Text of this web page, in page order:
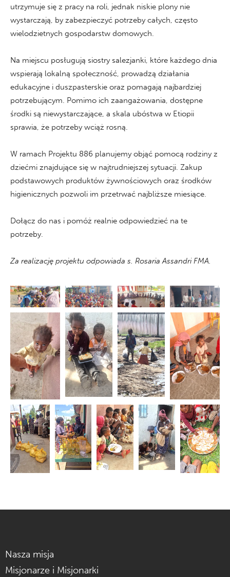
utrzymuje się z pracy na roli, jednak niskie plony nie
wystarczają, by zabezpieczyć potrzeby całych, często
wielodzietnych gospodarstw domowych.
Na miejscu posługują siostry salezjanki, które każdego dnia
wspierają lokalną społeczność, prowadzą działania
edukacyjne i duszpasterskie oraz pomagają najbardziej
potrzebującym. Pomimo ich zaangażowania, dostępne
środki są niewystarczające, a skala ubóstwa w Etiopii
sprawia, że potrzeby wciąż rosną.
W ramach Projektu 886 planujemy objąć pomocą rodziny z
dziećmi znajdujące się w najtrudniejszej sytuacji. Zakup
podstawowych produktów żywnościowych oraz środków
higienicznych pozwoli im przetrwać najbliższe miesiące.
Dołącz do nas i pomóż realnie odpowiedzieć na te
potrzeby.
Za realizację projektu odpowiada s. Rosaria Assandri FMA.
Nasza misja
Misjonarze i Misjonarki